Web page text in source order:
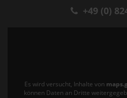
+49 (0)
Es wird versucht, Inhalte von
können Daten an Dritte